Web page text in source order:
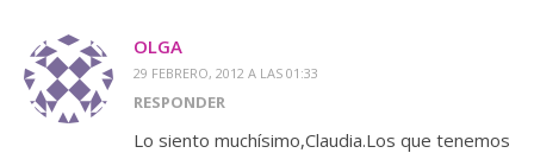
OLGA
29 FEBRERO, 2012 A LAS 01:33
RESPONDER
Lo siento muchísimo,Claudia.Los que tenemos